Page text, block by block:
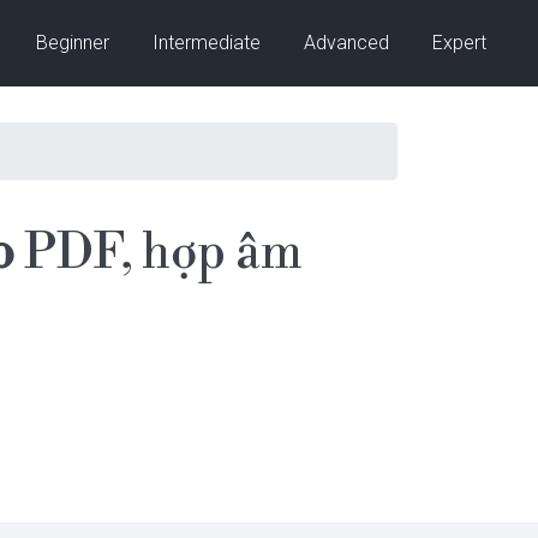
Beginner Intermediate Advanced Expert
PDF, hợp âm